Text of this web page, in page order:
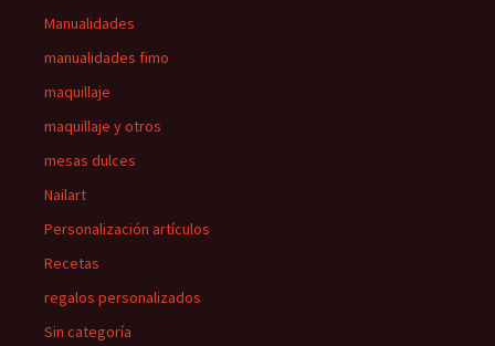
Manualidades
manualidades fimo
maquillaje
maquillaje y otros
mesas dulces
Nailart
Personalización artículos
Recetas
regalos personalizados
Sin categoría